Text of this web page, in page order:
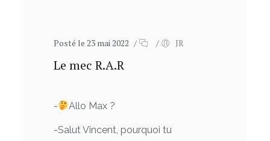
Posté le 23 mai 2022 / / JR
Le mec R.A.R
- Allo Max ?
-Salut Vincent, pourquoi tu